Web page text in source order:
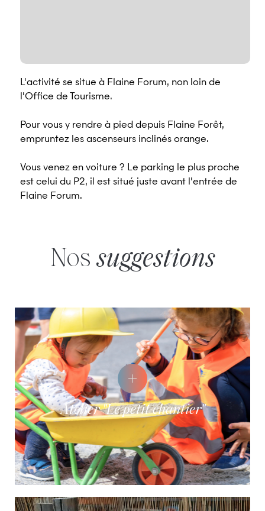
L'activité se situe à Flaine Forum, non loin de
l'Office de Tourisme.
Pour vous y rendre à pied depuis Flaine Forêt,
empruntez les ascenseurs inclinés orange.
Vous venez en voiture ? Le parking le plus proche
est celui du P2, il est situé juste avant l'entrée de
Flaine Forum.
Nos suggestions
Atelier "Le petit chantier"